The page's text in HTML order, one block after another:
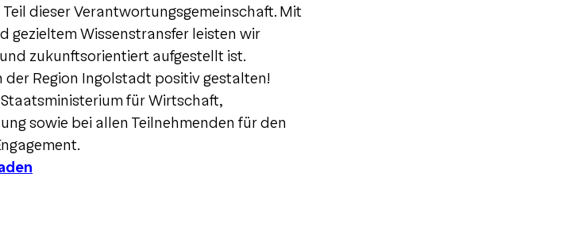
dieser Verantwortungsgemeinschaft. Mit
gezieltem Wissenstransfer leisten wir
zukunftsorientiert aufgestellt ist.
der Region Ingolstadt positiv gestalten!
für Wirtschaft,
sowie bei allen Teilnehmenden für den